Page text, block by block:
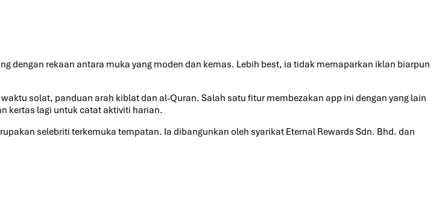
dengan rekaan antara muka yang moden dan kemas. Lebih best, ia tidak memaparkan iklan biarpun
solat, panduan arah kiblat dan al-Quran. Salah satu fitur membezakan app ini dengan yang lain
kertas lagi untuk catat aktiviti harian.
selebriti terkemuka tempatan. Ia dibangunkan oleh syarikat Eternal Rewards Sdn. Bhd. dan